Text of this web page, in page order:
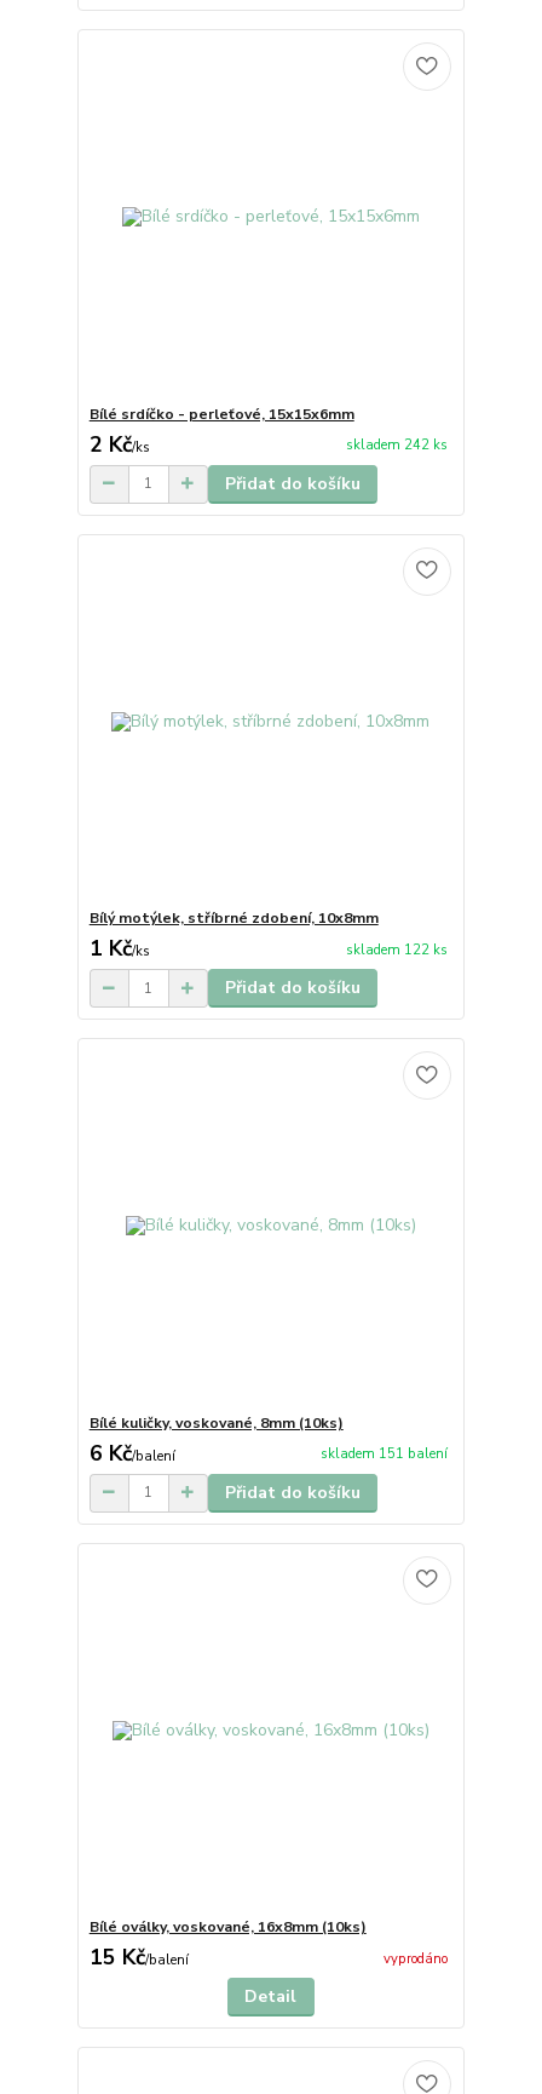
Bílé srdíčko - perleťové, 15x15x6mm
2 Kč/ks skladem 242 ks
Přidat do košíku
Bílý motýlek, stříbrné zdobení, 10x8mm
1 Kč/ks skladem 122 ks
Přidat do košíku
Bílé kuličky, voskované, 8mm (10ks)
6 Kč/balení skladem 151 balení
Přidat do košíku
Bílé oválky, voskované, 16x8mm (10ks)
15 Kč/balení vyprodáno
Detail